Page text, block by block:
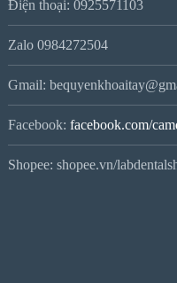
Điện thoại: 0925571103
Zalo 0984272504
Gmail:
Facebook: facebook.com/
Shopee: shopee.vn/